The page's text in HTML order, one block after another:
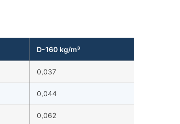
D-160 kg/m³
0,037
0,044
0,062